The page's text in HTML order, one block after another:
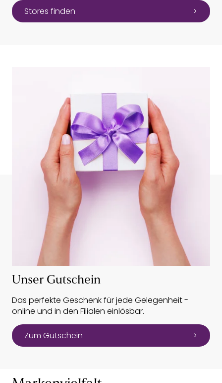
Stores finden
Unser Gutschein
Das perfekte Geschenk für jede Gelegenheit -
online und in den Filialen einlösbar.
Zum Gutschein